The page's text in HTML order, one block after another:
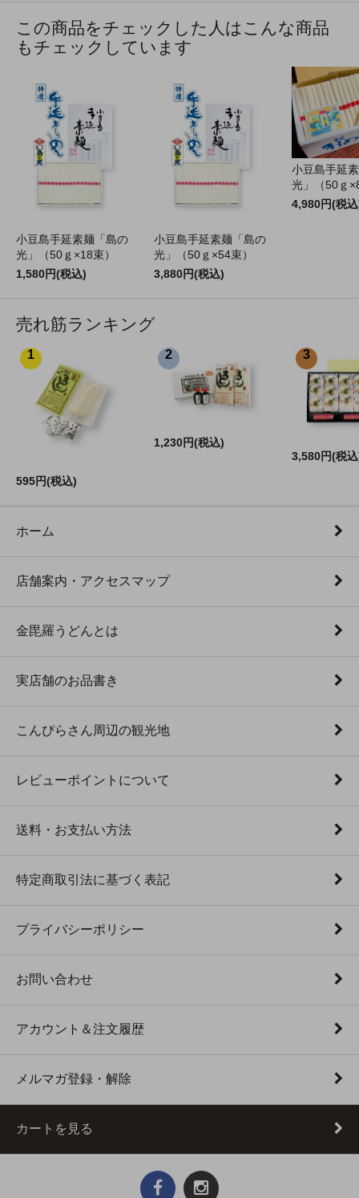
この商品をチェックした人はこんな商品
もチェックしています
小豆島手延素麺「島の
光」（50ｇ×18束）
1,580円(税込)
小豆島手延素麺「島の
光」（50ｇ×54束）
3,880円(税込)
小豆島手延
光」（50ｇ
4,980円(税
売れ筋ランキング
1
595円(税込)
2
1,230円(税込)
3
3,580円(税
ホーム
店舗案内・アクセスマップ
金毘羅うどんとは
実店舗のお品書き
こんぴらさん周辺の観光地
レビューポイントについて
送料・お支払い方法
特定商取引法に基づく表記
プライバシーポリシー
お問い合わせ
アカウント＆注文履歴
メルマガ登録・解除
カートを見る